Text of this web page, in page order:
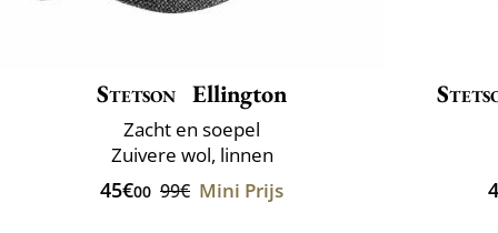
Stetson Ellington
Zacht en soepel
Zuivere wol, linnen
45€00 99€ Mini Prijs